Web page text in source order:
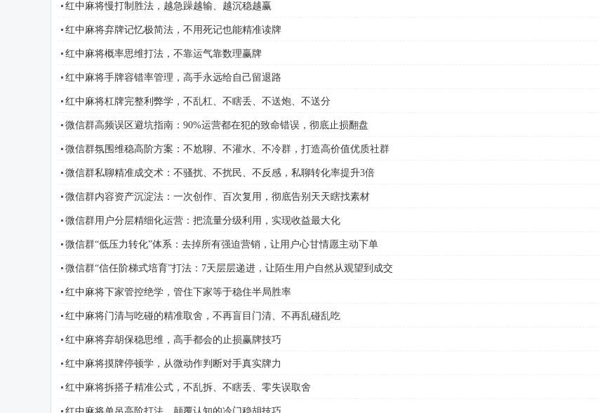
红中麻将慢打制胜法，越急躁越输、越沉稳越赢
红中麻将弃牌记忆极简法，不用死记也能精准读牌
红中麻将概率思维打法，不靠运气靠数理赢牌
红中麻将手牌容错率管理，高手永远给自己留退路
红中麻将杠牌完整利弊学，不乱杠、不瞎丢、不送炮、不送分
微信群高频误区避坑指南：90%运营都在犯的致命错误，彻底止损翻盘
微信群氛围维稳高阶方案：不尬聊、不灌水、不冷群，打造高价值优质社群
微信群私聊精准成交术：不骚扰、不扰民、不反感，私聊转化率提升3倍
微信群内容资产沉淀法：一次创作、百次复用，彻底告别天天瞎找素材
微信群用户分层精细化运营：把流量分级利用，实现收益最大化
微信群“低压力转化”体系：去掉所有强迫营销，让用户心甘情愿主动下单
微信群“信任阶梯式培育”打法：7天层层递进，让陌生用户自然从观望到成交
红中麻将下家管控绝学，管住下家等于稳住半局胜率
红中麻将门清与吃碰的精准取舍，不再盲目门清、不再乱碰乱吃
红中麻将弃胡保稳思维，高手都会的止损赢牌技巧
红中麻将摸牌停顿学，从微动作判断对手真实牌力
红中麻将拆搭子精准公式，不乱拆、不瞎丢、零失误取舍